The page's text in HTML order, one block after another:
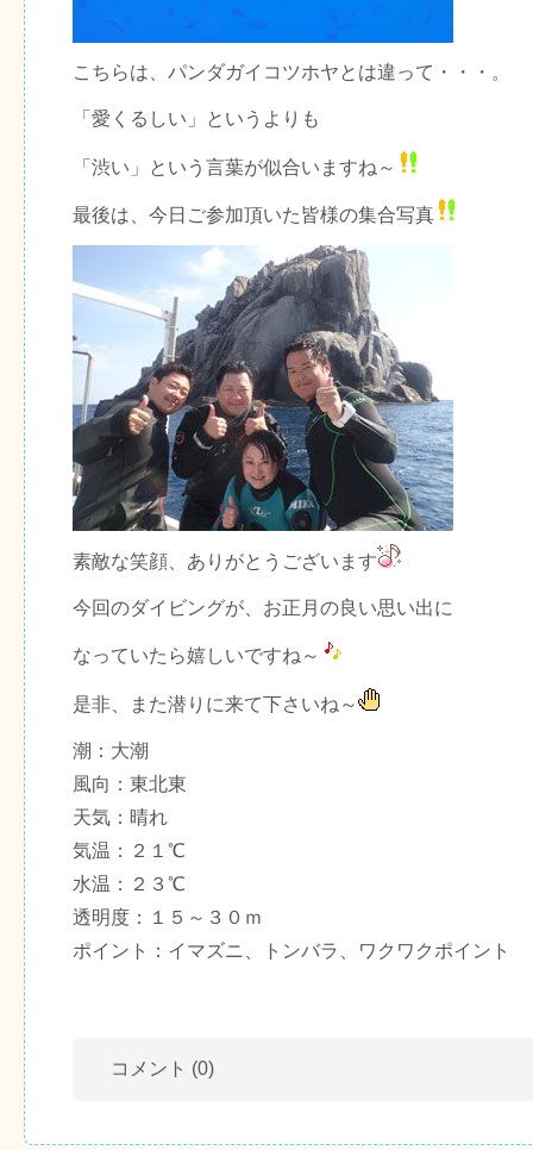
こちらは、パンダガイコツホヤとは違って・・・。
「愛くるしい」というよりも
「渋い」という言葉が似合いますね～
最後は、今日ご参加頂いた皆様の集合写真
素敵な笑顔、ありがとうございます
今回のダイビングが、お正月の良い思い出に
なっていたら嬉しいですね～
是非、また潜りに来て下さいね～
潮：大潮
風向：東北東
天気：晴れ
気温：２１℃
水温：２３℃
透明度：１５～３０ｍ
ポイント：イマズニ、トンバラ、ワクワクポイント
コメント (0)